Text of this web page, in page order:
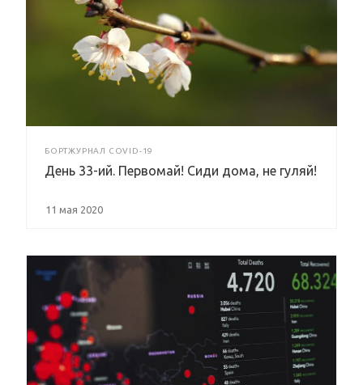
БОРТЖУРНАЛ COVID-19
День 33-ий. Первомай! Сиди дома, не гуляй!
11 мая 2020